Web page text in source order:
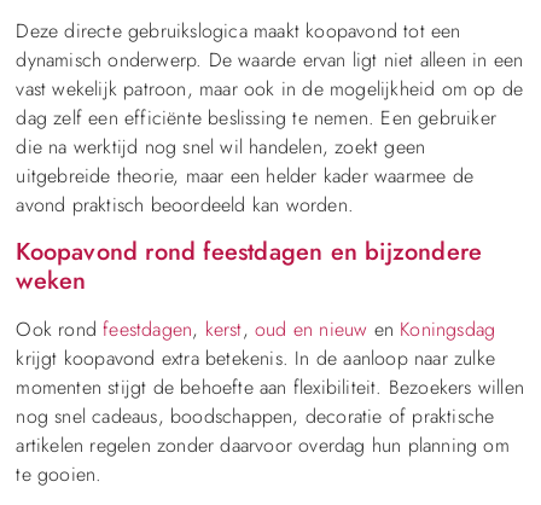
Deze directe gebruikslogica maakt koopavond tot een
dynamisch onderwerp. De waarde ervan ligt niet alleen in een
vast wekelijk patroon, maar ook in de mogelijkheid om op de
dag zelf een efficiënte beslissing te nemen. Een gebruiker
die na werktijd nog snel wil handelen, zoekt geen
uitgebreide theorie, maar een helder kader waarmee de
avond praktisch beoordeeld kan worden.
Koopavond rond feestdagen en bijzondere
weken
Ook rondfeestdagen, kerst,oud en nieuw en Koningsdag
krijgt koopavond extra betekenis. In de aanloop naar zulke
momenten stijgt de behoefte aan flexibiliteit. Bezoekers willen
nog snel cadeaus, boodschappen, decoratie of praktische
artikelen regelen zonder daarvoor overdag hun planning om
te gooien.